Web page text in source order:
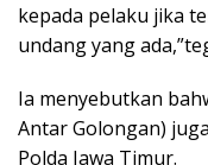
kepada pelaku jika
undang yang
Ia menyebutkan
Antar Golongan)
Polda Jawa Timur.